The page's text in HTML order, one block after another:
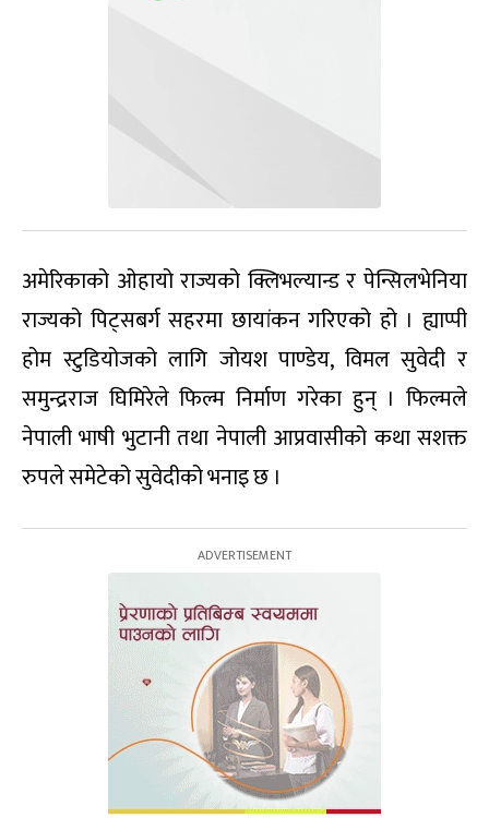
अमेरिकाको ओहायो राज्यको क्लिभल्यान्ड र पेन्सिलभेनिया
राज्यको पिट्सबर्ग सहरमा छायांकन गरिएको हो । ह्याप्पी
होम स्टुडियोजको लागि जोयश पाण्डेय, विमल सुवेदी र
समुन्द्रराज घिमिरेले फिल्म निर्माण गरेका हुन् । फिल्मले
नेपाली भाषी भुटानी तथा नेपाली आप्रवासीको कथा सशक्त
रुपले समेटेको सुवेदीको भनाइ छ ।